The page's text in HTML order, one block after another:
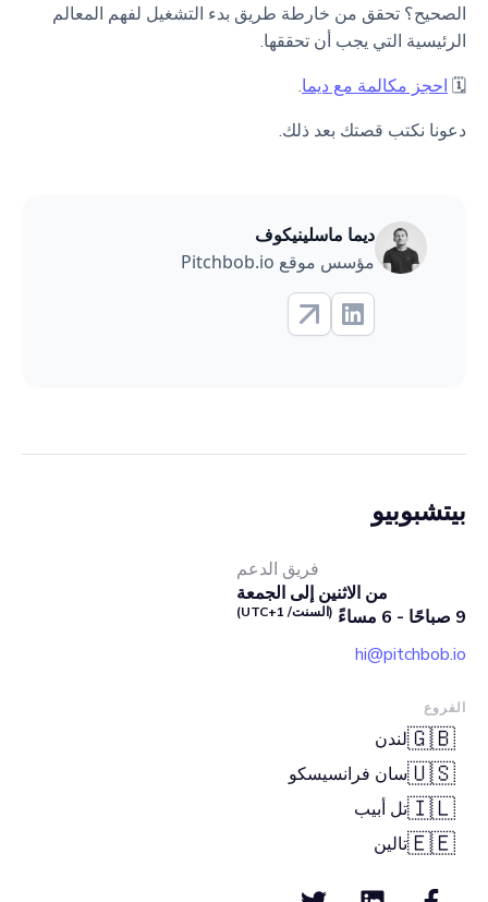
الصحيح؟ تحقق من خارطة طريق بدء التشغيل لفهم المعالم
الرئيسية التي يجب أن تحققها.
🗓 احجز مكالمة مع ديما.
دعونا نكتب قصتك بعد ذلك.
ديما ماسلينيكوف
مؤسس موقع Pitchbob.io
بيتشبوبيو
فريق الدعم
من الاثنين إلى الجمعة
9 صباحًا - 6 مساءً
(السنت/ UTC+1)
hi@pitchbob.io
الفروع
🇬🇧لندن
🇺🇸سان فرانسيسكو
🇮🇱تل أبيب
🇪🇪تالين